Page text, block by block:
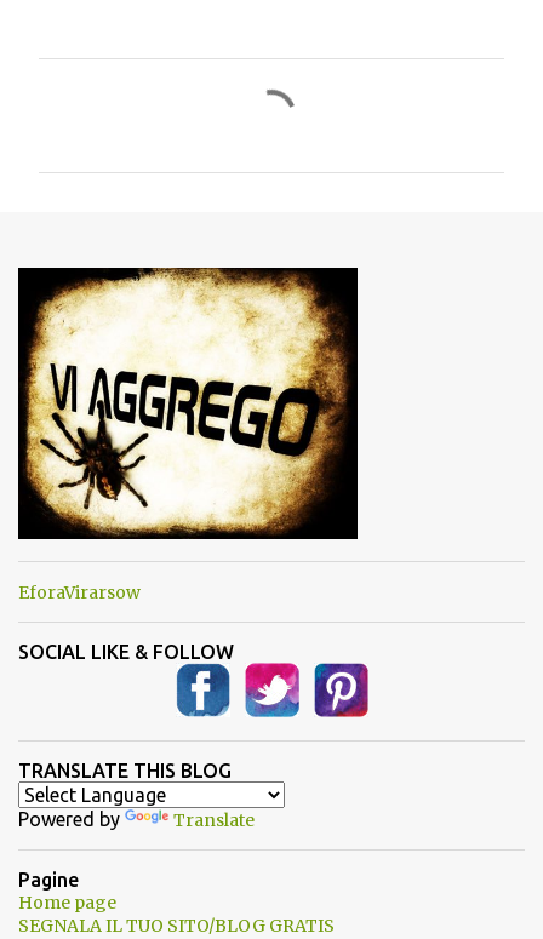
n
t
i
EforaVirarsow
SOCIAL LIKE & FOLLOW
TRANSLATE THIS BLOG
Powered by Translate
Pagine
Home page
SEGNALA IL TUO SITO/BLOG GRATIS